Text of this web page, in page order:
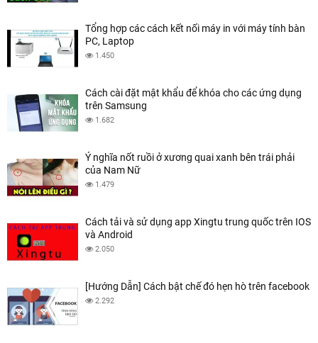
Tổng hợp các cách kết nối máy in với máy tính bàn
PC, Laptop
1.450
Cách cài đặt mật khẩu để khóa cho các ứng dụng
trên Samsung
1.682
Ý nghĩa nốt ruồi ở xương quai xanh bên trái phải
của Nam Nữ
1.479
Cách tải và sử dụng app Xingtu trung quốc trên IOS
và Android
2.050
[Hướng Dẫn] Cách bật chế đó hẹn hò trên facebook
2.292